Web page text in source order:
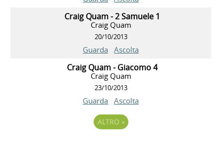
Craig Quam - 2 Samuele 1
Craig Quam
20/10/2013
Guarda Ascolta
Craig Quam - Giacomo 4
Craig Quam
23/10/2013
Guarda Ascolta
ALTRO »